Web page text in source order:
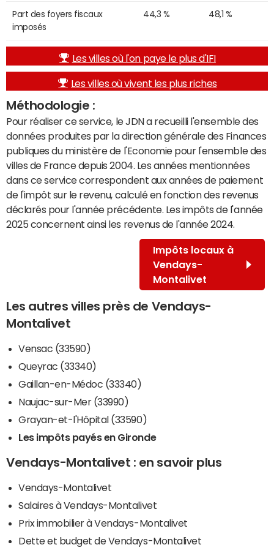
Part des foyers fiscaux
imposés
44,3 % 48,1 %
Les villes où l'on paye le plus d'IFI
Les villes où vivent les plus riches
Méthodologie :
Pour réaliser ce service, le JDN a recueilli l'ensemble des
données produites par la direction générale des Finances
publiques du ministère de l'Economie pour l'ensemble des
villes de France depuis 2004. Les années mentionnées
dans ce service correspondent aux années de paiement
de l'impôt sur le revenu, calculé en fonction des revenus
déclarés pour l'année précédente. Les impôts de l'année
2025 concernent ainsi les revenus de l'année 2024.
Impôts locaux à
Vendays-
Montalivet
Les autres villes près de Vendays-
Montalivet
Vensac (33590)
Queyrac (33340)
Gaillan-en-Médoc (33340)
Naujac-sur-Mer (33990)
Grayan-et-l'Hôpital (33590)
Les impôts payés en Gironde
Vendays-Montalivet : en savoir plus
Vendays-Montalivet
Salaires à Vendays-Montalivet
Prix immobilier à Vendays-Montalivet
Dette et budget de Vendays-Montalivet